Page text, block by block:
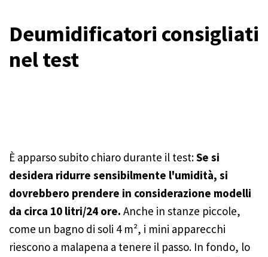
Deumidificatori consigliati
nel test
È apparso subito chiaro durante il test:Se si
desidera ridurre sensibilmente l'umidità, si
dovrebbero prendere in considerazione modelli
da circa 10 litri/24 ore. Anche in stanze piccole,
come un bagno di soli 4 m², i mini apparecchi
riescono a malapena a tenere il passo. In fondo, lo